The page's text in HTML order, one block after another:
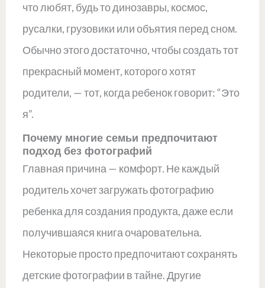
что любят, будь то динозавры, космос,
русалки, грузовики или объятия перед сном.
Обычно этого достаточно, чтобы создать тот
прекрасный момент, которого хотят
родители, — тот, когда ребенок говорит: “Это
я”.
Почему многие семьи предпочитают
подход без фотографий
Главная причина — комфорт. Не каждый
родитель хочет загружать фотографию
ребенка для создания продукта, даже если
получившаяся книга очаровательна.
Некоторые просто предпочитают сохранять
детские фотографии в тайне. Другие